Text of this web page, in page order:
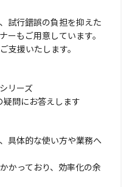
試行錯誤の負担を抑えた
ーもご用意しています。
支援いたします。
リーズ
問にお答えします
具体的な使い方や業務へ
かっており、効率化の余